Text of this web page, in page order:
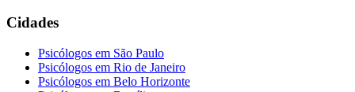
Cidades
Psicólogos em São Paulo
Psicólogos em Rio de Janeiro
Psicólogos em Belo Horizonte